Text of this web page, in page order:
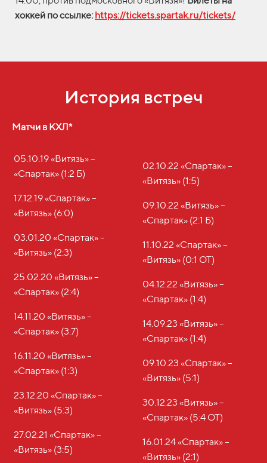
хоккей по ссылке: https://tickets.spartak.ru/tickets/
История встреч
Матчи в КХЛ*
05.10.19 «Витязь» –
«Спартак» (1:2 Б)
17.12.19 «Спартак» –
«Витязь» (6:0)
03.01.20 «Спартак» –
«Витязь» (2:3)
25.02.20 «Витязь» –
«Спартак» (2:4)
14.11.20 «Витязь» –
«Спартак» (3:7)
16.11.20 «Витязь» –
«Спартак» (1:3)
23.12.20 «Спартак» –
«Витязь» (5:3)
27.02.21 «Спартак» –
«Витязь» (3:5)
02.10.22 «Спартак» –
«Витязь» (1:5)
09.10.22 «Витязь» –
«Спартак» (2:1 Б)
11.10.22 «Спартак» –
«Витязь» (0:1 ОТ)
04.12.22 «Витязь» –
«Спартак» (1:4)
14.09.23 «Витязь» –
«Спартак» (1:4)
09.10.23 «Спартак» –
«Витязь» (5:1)
30.12.23 «Витязь» –
«Спартак» (5:4 ОТ)
16.01.24 «Спартак» –
«Витязь» (2:1)